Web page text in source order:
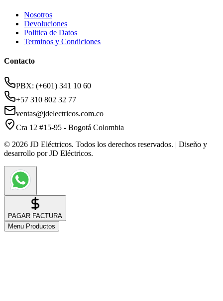
Nosotros
Devoluciones
Politica de Datos
Terminos y Condiciones
Contacto
PBX: (+601) 341 10 60
+57 310 802 32 77
ventas@jdelectricos.com.co
Cra 12 #15-95 - Bogotá Colombia
© 2026 JD Eléctricos. Todos los derechos reservados. | Diseño y
desarrollo por JD Eléctricos.
PAGAR FACTURA
Menu Productos